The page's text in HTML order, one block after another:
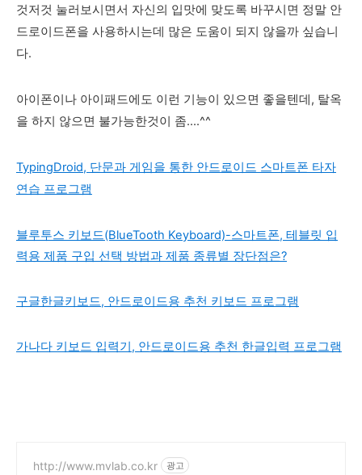
것저것 눌러보시면서 자신의 입맛에 맞도록 바꾸시면 정말 안
드로이드폰을 사용하시는데 많은 도움이 되지 않을까 싶습니
다.
아이폰이나 아이패드에도 이런 기능이 있으면 좋을텐데, 탈옥
을 하지 않으면 불가능한것이 좀....^^
TypingDroid, 단문과 게임을 통한 안드로이드 스마트폰 타자
연습 프로그램
블루투스 키보드(BlueTooth Keyboard)-스마트폰, 테블릿 입
력용 제품 구입 선택 방법과 제품 종류별 장단점은?
구글한글키보드, 안드로이드용 추천 키보드 프로그램
가나다 키보드 입력기, 안드로이드용 추천 한글입력 프로그램
http://www.mvlab.co.kr 광고